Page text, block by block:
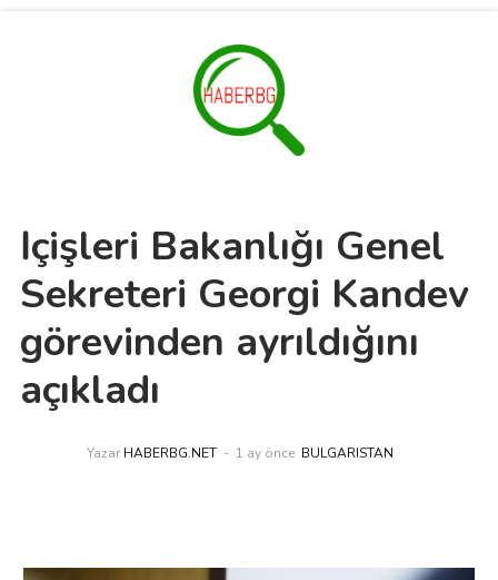
İçişleri Bakanlığı Genel
Sekreteri Georgi Kandev
görevinden ayrıldığını
açıkladı
Yazar HABERBG.NET 1 ay önce BULGARISTAN